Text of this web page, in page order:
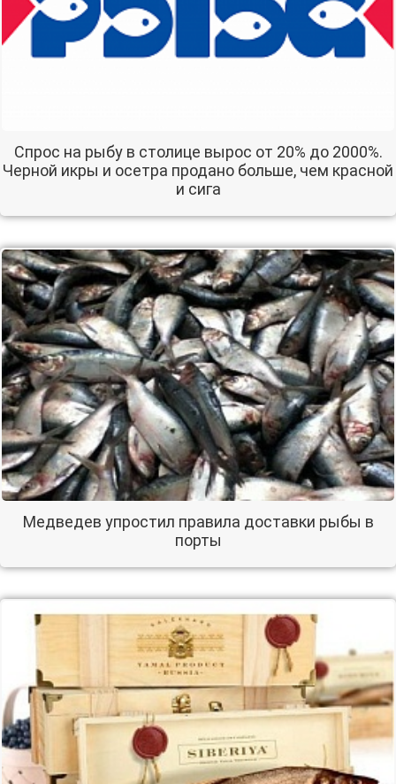
Спрос на рыбу в столице вырос от 20% до 2000%.
Черной икры и осетра продано больше, чем красной
и сига
Медведев упростил правила доставки рыбы в
порты